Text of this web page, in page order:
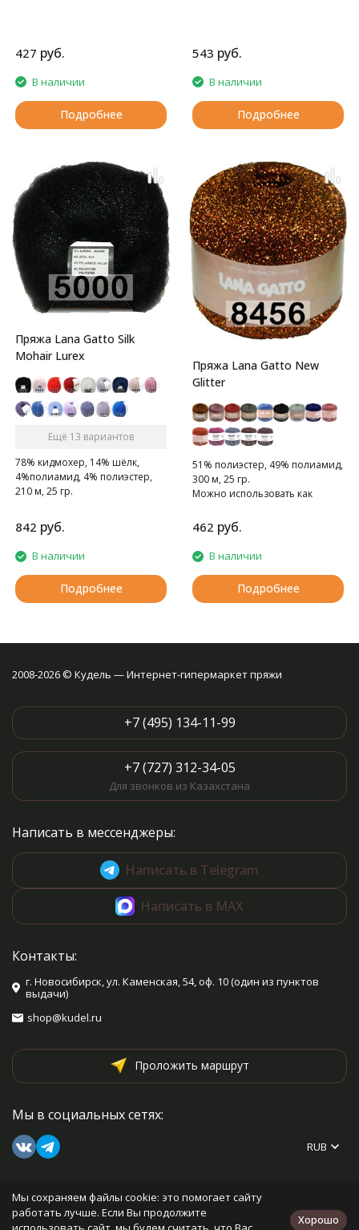
427 руб.
В наличии
Подробнее
543 руб.
В наличии
Подробнее
Пряжа Lana Gatto Silk
Mohair Lurex
Ещё 13 вариантов
78% кидмохер, 14% шёлк,
4%полиамид, 4% полиэстер,
210 м, 25 гр.
842 руб.
В наличии
Подробнее
Пряжа Lana Gatto New
Glitter
51% полиэстер, 49% полиамид,
300 м, 25 гр.
Можно использовать как
добавки к любой другой
пряже.
462 руб.
В наличии
Подробнее
2008-2026 © Кудель — Интернет-гипермаркет пряжи
+7 (495) 134-11-99
+7 (727) 312-34-05
Для звонков из Казахстана
Написать в мессенджеры:
Написать в Telegram
Написать в MAX
Контакты:
г. Новосибирск, ул. Каменская, 54, оф. 10 (один из пунктов
выдачи)
shop@kudel.ru
Проложить маршрут
Мы в социальных сетях:
RUB
Каталог товаров
Мы сохраняем файлы cookie: это помогает сайту
работать лучше. Если Вы продолжите
Хорошо